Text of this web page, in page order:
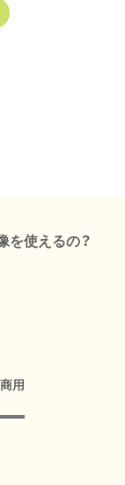
を使えるの？
商用